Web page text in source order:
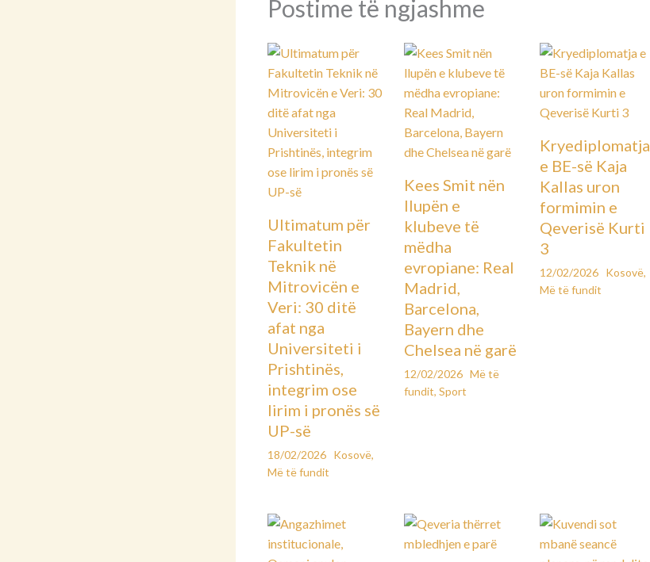
Postime të ngjashme
Ultimatum për
Fakultetin
Teknik në
Mitrovicën e
Veri: 30 ditë
afat nga
Universiteti i
Prishtinës,
integrim ose
lirim i pronës së
UP-së
18/02/2026 Kosovë,
Më të fundit
Kees Smit nën
llupën e
klubeve të
mëdha
evropiane: Real
Madrid,
Barcelona,
Bayern dhe
Chelsea në garë
12/02/2026 Më të
fundit, Sport
Kryediplomatja
e BE-së Kaja
Kallas uron
formimin e
Qeverisë Kurti
3
12/02/2026 Kosovë,
Më të fundit